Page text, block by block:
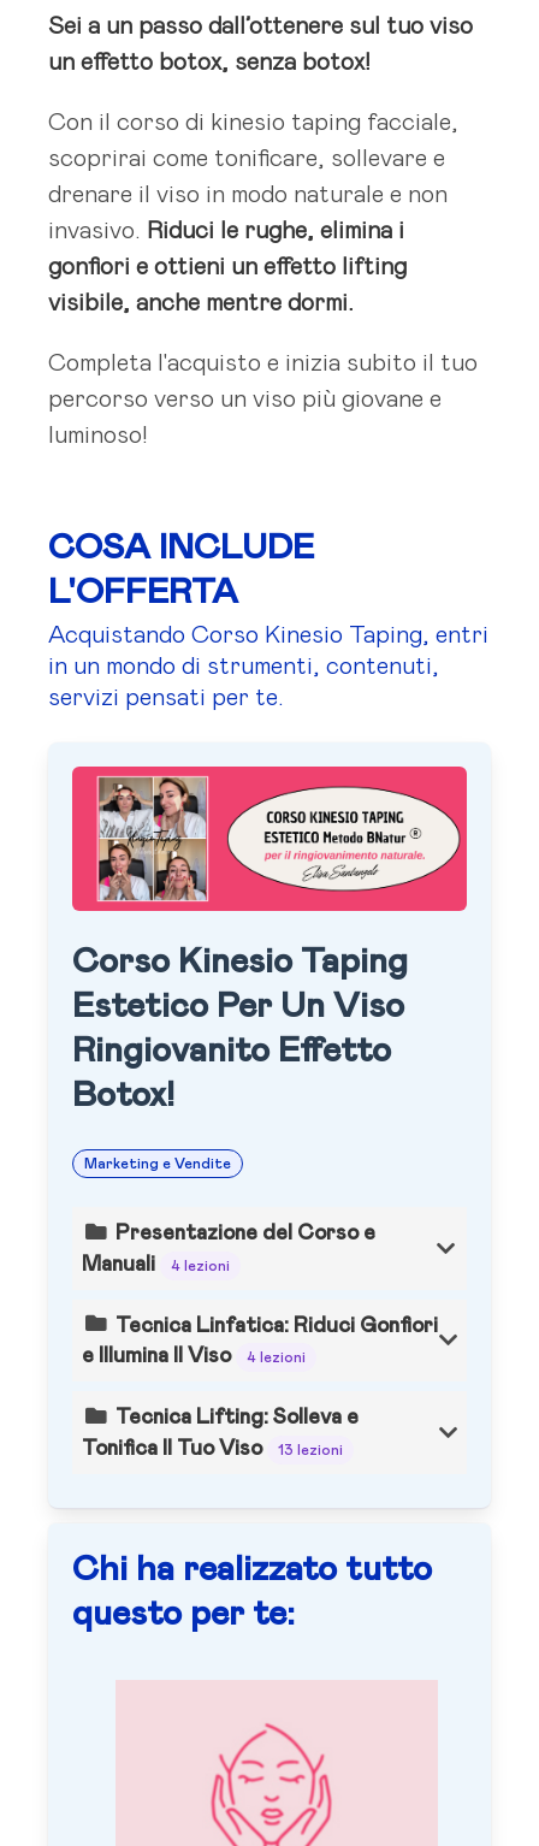
Sei a un passo dall’ottenere sul tuo viso
un effetto botox, senza botox!
Con il corso di kinesio taping facciale,
scoprirai come tonificare, sollevare e
drenare il viso in modo naturale e non
invasivo. Riduci le rughe, elimina i
gonfiori e ottieni un effetto lifting
visibile, anche mentre dormi.
Completa l'acquisto e inizia subito il tuo
percorso verso un viso più giovane e
luminoso!
COSA INCLUDE
L'OFFERTA
Acquistando Corso Kinesio Taping, entri
in un mondo di strumenti, contenuti,
servizi pensati per te.
Corso Kinesio Taping
Estetico Per Un Viso
Ringiovanito Effetto
Botox!
Marketing e Vendite
Presentazione del Corso e
Manuali
4 lezioni
Tecnica Linfatica: Riduci Gonfiori
e Illumina Il Viso
4 lezioni
Tecnica Lifting: Solleva e
Tonifica Il Tuo Viso
13 lezioni
Chi ha realizzato tutto
questo per te: